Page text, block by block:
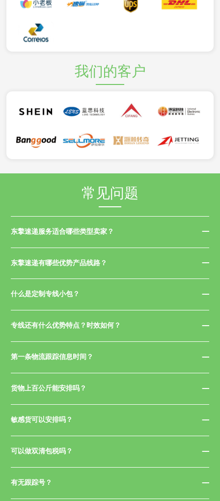
我们的客户
常见问题
东擎速递服务适合哪些类型卖家？
东擎速递有哪些优势产品线路？
什么是定制专线小包？
专线还有什么优势特点？时效如何？
第一条物流跟踪信息时间？
货物上百公斤能安排吗？
敏感货可以安排吗？
可以做双清包税吗？
有无跟踪号？